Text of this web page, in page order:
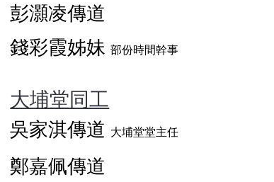
彭灝凌傳道
錢彩霞姊妹部份時間幹事
​大埔堂同工
吳家淇傳道 大埔堂堂主任
鄭嘉佩傳道